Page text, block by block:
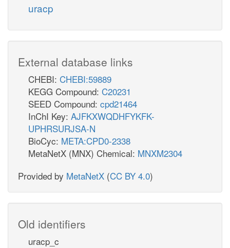
uracp
External database links
CHEBI: CHEBI:59889
KEGG Compound: C20231
SEED Compound: cpd21464
InChI Key: AJFKXWQDHFYKFK-
UPHRSURJSA-N
BioCyc: META:CPD0-2338
MetaNetX (MNX) Chemical: MNXM2304
Provided by MetaNetX (CC BY 4.0)
Old identifiers
uracp_c